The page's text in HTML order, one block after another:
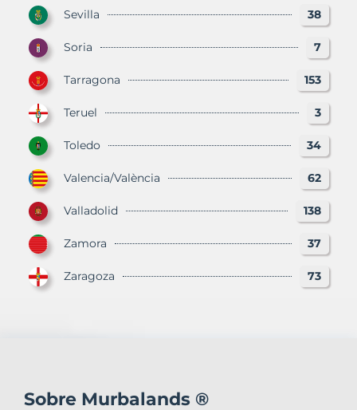
Sevilla 38
Soria 7
Tarragona 153
Teruel 3
Toledo 34
Valencia/València 62
Valladolid 138
Zamora 37
Zaragoza 73
Sobre Murbalands ®